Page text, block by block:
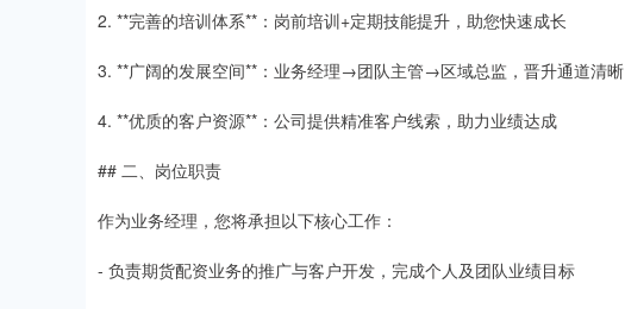
2. **完善的培训体系**：岗前培训+定期技能提升，助您快速成长
3. **广阔的发展空间**：业务经理→团队主管→区域总监，晋升通道清晰
4. **优质的客户资源**：公司提供精准客户线索，助力业绩达成
## 二、岗位职责
作为业务经理，您将承担以下核心工作：
- 负责期货配资业务的推广与客户开发，完成个人及团队业绩目标